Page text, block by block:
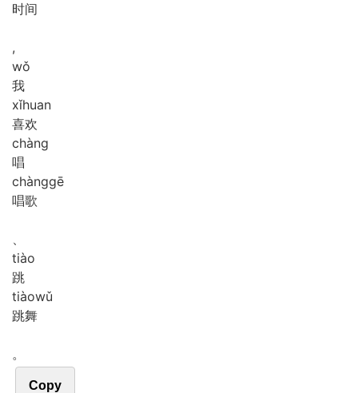
时间
,
wǒ
我
xǐhuan
喜欢
chàng
唱
chànggē
唱歌
、
tiào
跳
tiàowǔ
跳舞
。
Copy